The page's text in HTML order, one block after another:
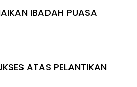
IBADAH PUASA
ATAS PELANTIKAN